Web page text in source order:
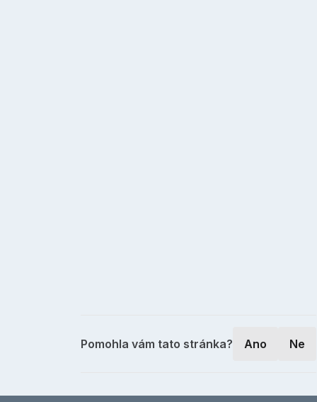
Pomohla vám tato stránka? Ano Ne